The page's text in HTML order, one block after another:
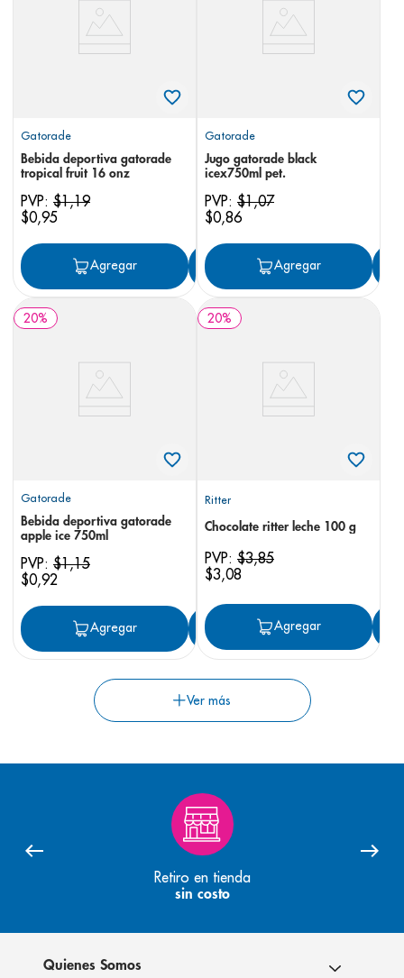
Gatorade
Bebida deportiva gatorade
tropical fruit 16 onz
PVP: $1,19
$0,95
Agregar Agregar
Gatorade
Jugo gatorade black
icex750ml pet.
PVP: $1,07
$0,86
Agregar
20%
Gatorade
Bebida deportiva gatorade
apple ice 750ml
PVP: $1,15
$0,92
Agregar Agregar
20%
Ritter
Chocolate ritter leche 100 g
PVP: $3,85
$3,08
Agregar
Retiro en tienda
sin costo
Quienes Somos